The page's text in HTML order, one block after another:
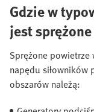
Gdzie w
jest
Sprężone
napędu siłowników
obszarów należą: